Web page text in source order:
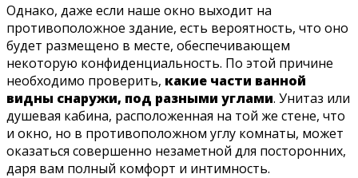
Однако, даже если наше окно выходит на
противоположное здание, есть вероятность, что оно
будет размещено в месте, обеспечивающем
некоторую конфиденциальность. По этой причине
необходимо проверить, какие части ванной
видны снаружи, под разными углами. Унитаз или
душевая кабина, расположенная на той же стене, что
и окно, но в противоположном углу комнаты, может
оказаться совершенно незаметной для посторонних,
даря вам полный комфорт и интимность.